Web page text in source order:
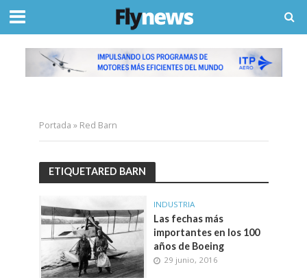
Portada » Red Barn
ETIQUETARED BARN
INDUSTRIA
Las fechas más
importantes en los 100
años de Boeing
29 junio, 2016